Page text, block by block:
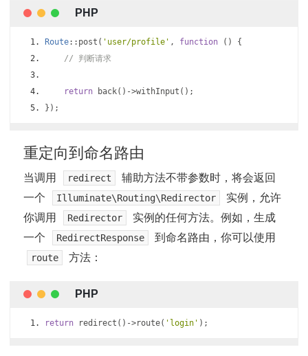
Route:: post ( 'user/profile' , function ()
{
// 判断请求
return back()->withInput ();
});
重定向到命名路由
当调用 redirect
辅助方法不带参数时，将会返回
一个
Illuminate\Routing\Redirector
实例，允许
你调用
Redirector
实例的任何方法。例如，生成
一个
RedirectResponse 到命名路由，你可以使用
route 方法：
return redirect ()->route( 'login' );